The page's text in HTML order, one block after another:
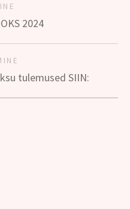
2024
tulemused SIIN: